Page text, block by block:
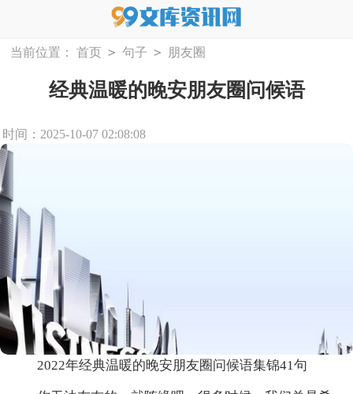
当前位置： 首页 > 句子 > 朋友圈
经典温暖的晚安朋友圈问候语
时间：2025-10-07 02:08:08
2022年经典温暖的晚安朋友圈问候语集锦41句